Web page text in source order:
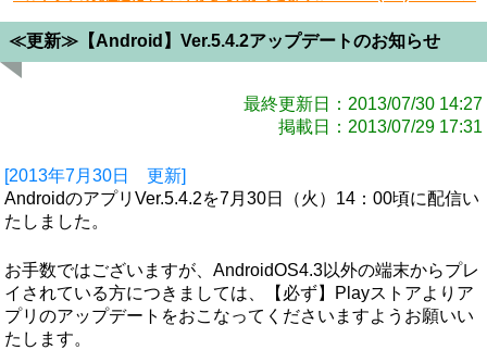
≪更新≫【Android】Ver.5.4.2アップデートのお知らせ
最終更新日：2013/07/30 14:27
掲載日：2013/07/29 17:31
[2013年7月30日 更新]
AndroidのアプリVer.5.4.2を7月30日（火）14：00頃に配信い
たしました。
お手数ではございますが、AndroidOS4.3以外の端末からプレ
イされている方につきましては、【必ず】Playストアよりア
プリのアップデートをおこなってくださいますようお願いい
たします。